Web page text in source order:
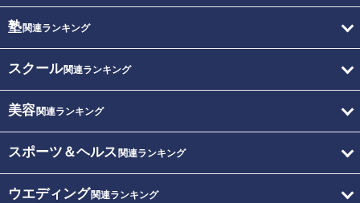
塾関連ランキング
スクール関連ランキング
美容関連ランキング
スポーツ＆ヘルス 関連ランキング
ウエディング関連ランキング